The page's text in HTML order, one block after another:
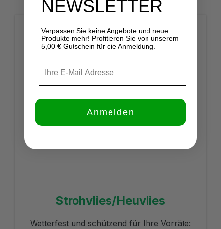
Strohvlies/Heuvlies
Wetterfest und schützend für Ihre Vorräte:
NEWSLETTER
Verpassen Sie keine Angebote und neue
Produkte mehr! Profitieren Sie von unserem
5,00 € Gutschein für die Anmeldung.
Anmelden